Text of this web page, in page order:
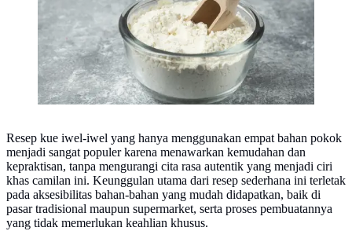
Resep kue iwel-iwel yang hanya menggunakan empat bahan pokok
menjadi sangat populer karena menawarkan kemudahan dan
kepraktisan, tanpa mengurangi cita rasa autentik yang menjadi ciri
khas camilan ini. Keunggulan utama dari resep sederhana ini terletak
pada aksesibilitas bahan-bahan yang mudah didapatkan, baik di
pasar tradisional maupun supermarket, serta proses pembuatannya
yang tidak memerlukan keahlian khusus.